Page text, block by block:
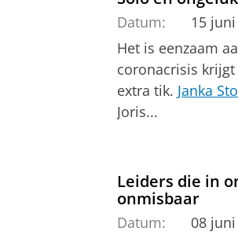
Datum:
15
Het is eenzaam
coronacrisis
extra tik. Janka
Joris...
Leiders die in
onmisbaar
Datum:
08